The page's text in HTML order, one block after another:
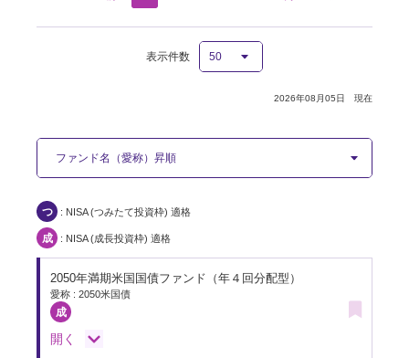
表示件数
2026年08月05日 現在
2050年満期米国国債ファンド（年４回分配型）
愛称 : 2050米国債
開く